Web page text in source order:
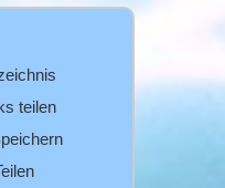
teilen